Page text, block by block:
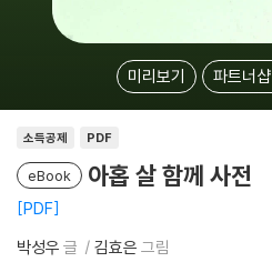
미리보기 파트너샵
소득공제 PDF
eBook 아홉 살 함께 사전
PDF
박성우 글 김효은 그림